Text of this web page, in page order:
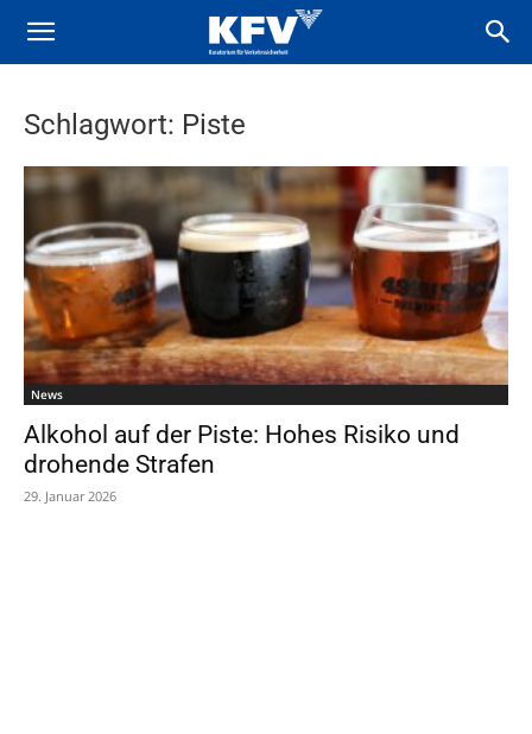
Schlagwort: Piste
News
Alkohol auf der Piste: Hohes Risiko und
drohende Strafen
29. Januar 2026